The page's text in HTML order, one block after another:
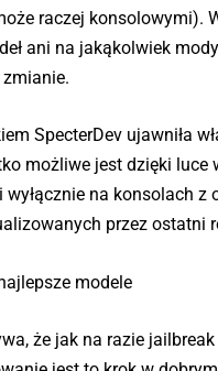
raczej konsolowymi).
ani na jakąkolwiek
SpecterDev ujawniła
możliwe jest dzięki luce
na konsolach
przez ostatni
modele
że jak na razie